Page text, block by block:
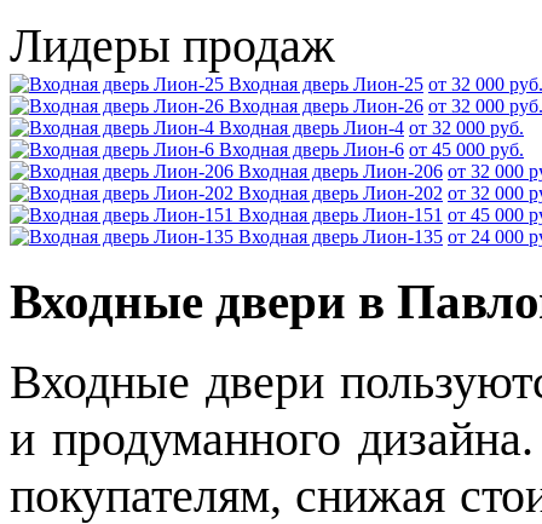
Лидеры продаж
Входная дверь Лион-25 от 32 000 руб.
Входная дверь Лион-26 от 32 000 руб.
Входная дверь Лион-4 от 32 000 руб.
Входная дверь Лион-6 от 45 000 руб.
Входная дверь Лион-206 от 32 000
Входная дверь Лион-202 от 32 000
Входная дверь Лион-151 от 45 000
Входная дверь Лион-135 от 24 000
Входные двери в
Входные двери
и продуманного
покупателям, снижая